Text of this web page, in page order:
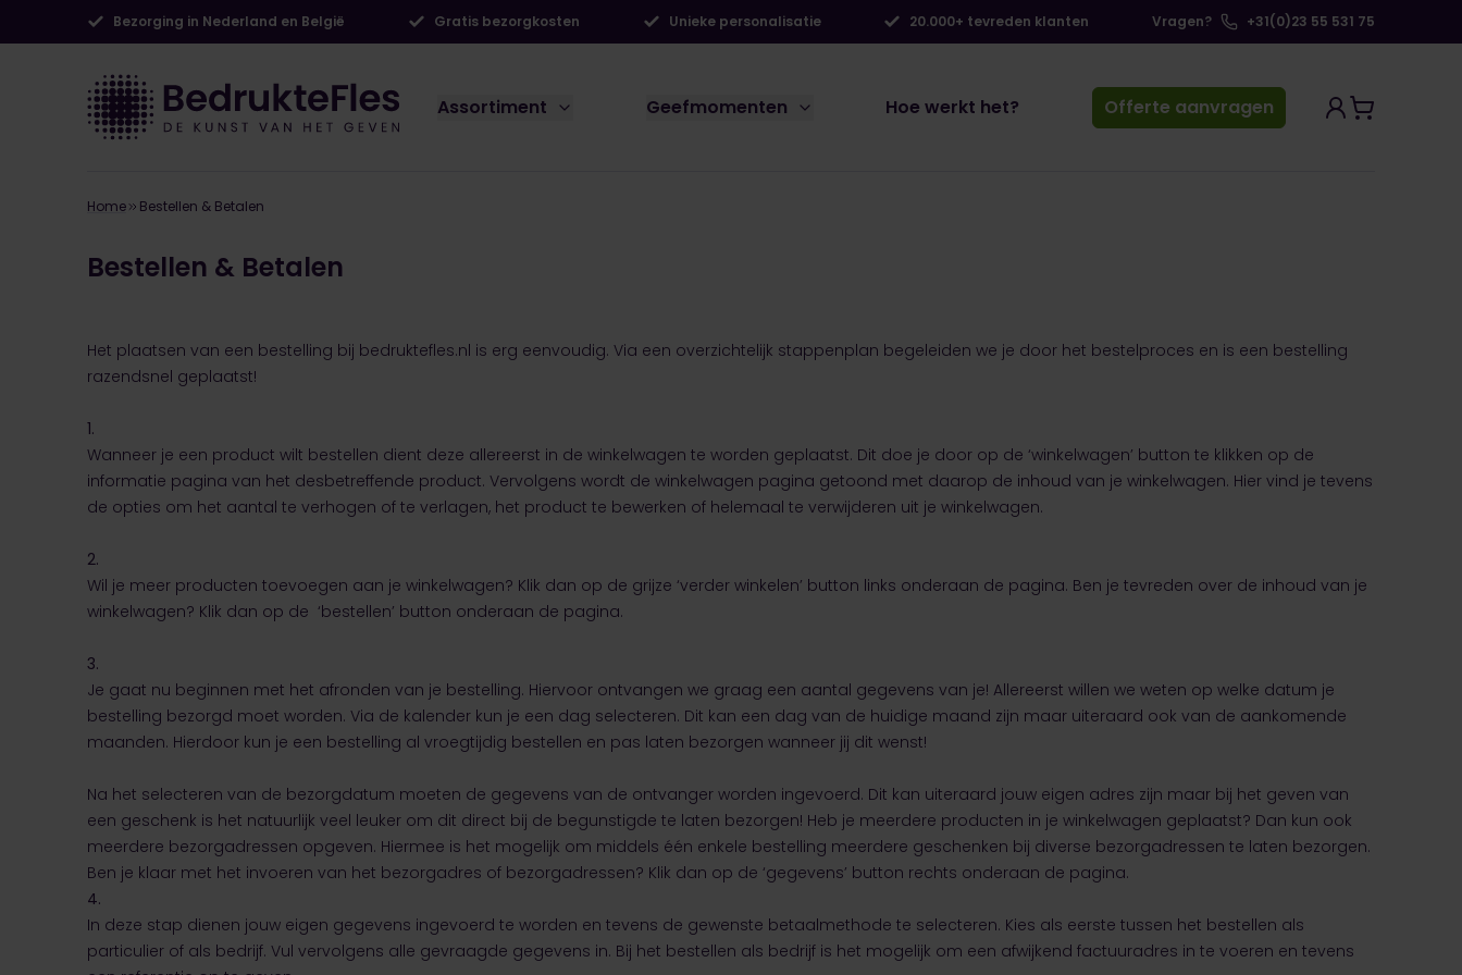
Bezorging in Nederland en België Gratis bezorgkosten Unieke personalisatie 20.000+ tevreden klanten Vragen? +31(0)23 55 531 75
Assortiment Geefmomenten Hoe werkt het? Offerte aanvragen
Home Bestellen & Betalen
Bestellen & Betalen
Het plaatsen van een bestelling bij bedruktefles.nl is erg eenvoudig. Via een overzichtelijk stappenplan begeleiden we je door het bestelproces en is een bestelling
razendsnel geplaatst!
1.
Wanneer je een product wilt bestellen dient deze allereerst in de winkelwagen te worden geplaatst. Dit doe je door op de ‘winkelwagen’ button te klikken op de
informatie pagina van het desbetreffende product. Vervolgens wordt de winkelwagen pagina getoond met daarop de inhoud van je winkelwagen. Hier vind je tevens
de opties om het aantal te verhogen of te verlagen, het product te bewerken of helemaal te verwijderen uit je winkelwagen.
2.
Wil je meer producten toevoegen aan je winkelwagen? Klik dan op de grijze ‘verder winkelen’ button links onderaan de pagina. Ben je tevreden over de inhoud van je
winkelwagen? Klik dan op de ‘bestellen’ button onderaan de pagina.
3.
Je gaat nu beginnen met het afronden van je bestelling. Hiervoor ontvangen we graag een aantal gegevens van je! Allereerst willen we weten op welke datum je
bestelling bezorgd moet worden. Via de kalender kun je een dag selecteren. Dit kan een dag van de huidige maand zijn maar uiteraard ook van de aankomende
maanden. Hierdoor kun je een bestelling al vroegtijdig bestellen en pas laten bezorgen wanneer jij dit wenst!
Na het selecteren van de bezorgdatum moeten de gegevens van de ontvanger worden ingevoerd. Dit kan uiteraard jouw eigen adres zijn maar bij het geven van
een geschenk is het natuurlijk veel leuker om dit direct bij de begunstigde te laten bezorgen! Heb je meerdere producten in je winkelwagen geplaatst? Dan kun ook
meerdere bezorgadressen opgeven. Hiermee is het mogelijk om middels één enkele bestelling meerdere geschenken bij diverse bezorgadressen te laten bezorgen.
Ben je klaar met het invoeren van het bezorgadres of bezorgadressen? Klik dan op de ‘gegevens’ button rechts onderaan de pagina.
4.
In deze stap dienen jouw eigen gegevens ingevoerd te worden en tevens de gewenste betaalmethode te selecteren. Kies als eerste tussen het bestellen als
particulier of als bedrijf. Vul vervolgens alle gevraagde gegevens in. Bij het bestellen als bedrijf is het mogelijk om een afwijkend factuuradres in te voeren en tevens